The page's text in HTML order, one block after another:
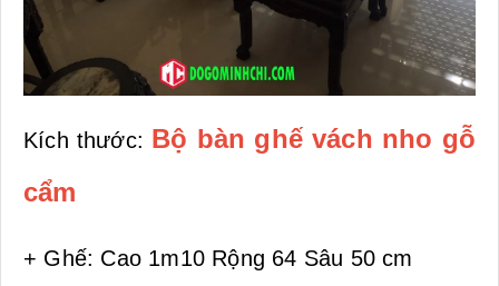
Kích thước: Bộ bàn ghế vách nho gỗ
cẩm
+ Ghế: Cao 1m10 Rộng 64 Sâu 50 cm